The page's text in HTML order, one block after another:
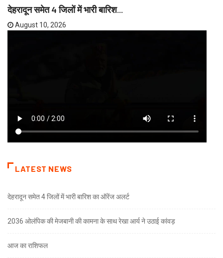
देहरादून समेत 4 जिलों में भारी बारिश...
August 10, 2026
LATEST NEWS
देहरादून समेत 4 जिलों में भारी बारिश का ऑरेंज अलर्ट
2036 ओलंपिक की मेजबानी की कामना के साथ रेखा आर्य ने उठाई कांवड़
आज का राशिफल